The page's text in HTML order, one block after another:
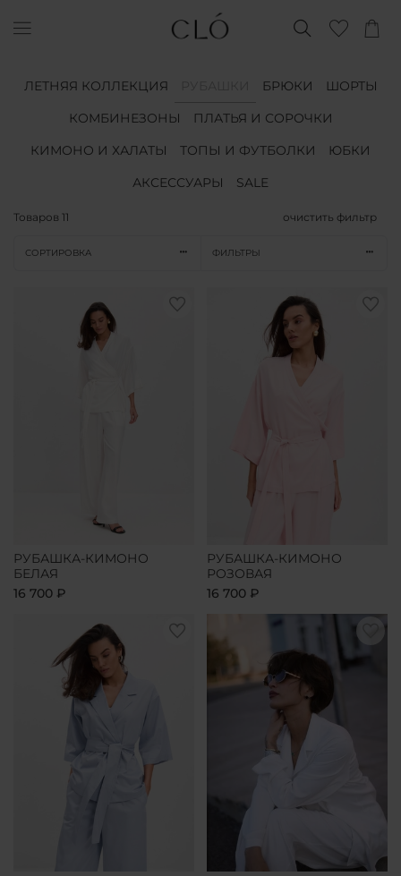
ЛЕТНЯЯ КОЛЛЕКЦИЯ БРЮКИ
ШОРТЫ
КОМБИНЕЗОНЫ
ПЛАТЬЯ И СОРОЧКИ
КИМОНО И ХАЛАТЫ
ТОПЫ И ФУТБОЛКИ
ЮБКИ
АКСЕССУАРЫ
SALE
Товаров 11 очистить фильтр
СОРТИРОВКА ФИЛЬТРЫ
РУБАШКА-КИМОНО
БЕЛАЯ
16 700 ₽
РУБАШКА-КИМОНО
РОЗОВАЯ
16 700 ₽